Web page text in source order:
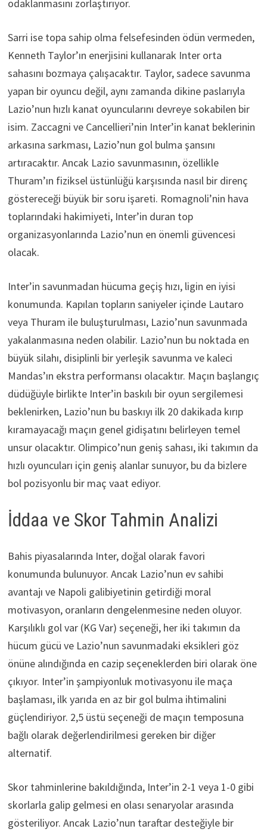
odaklanmasını zorlaştırıyor.
Sarri ise topa sahip olma felsefesinden ödün vermeden,
Kenneth Taylor’ın enerjisini kullanarak Inter orta
sahasını bozmaya çalışacaktır. Taylor, sadece savunma
yapan bir oyuncu değil, aynı zamanda dikine paslarıyla
Lazio’nun hızlı kanat oyuncularını devreye sokabilen bir
isim. Zaccagni ve Cancellieri’nin Inter’in kanat beklerinin
arkasına sarkması, Lazio’nun gol bulma şansını
artıracaktır. Ancak Lazio savunmasının, özellikle
Thuram’ın fiziksel üstünlüğü karşısında nasıl bir direnç
göstereceği büyük bir soru işareti. Romagnoli’nin hava
toplarındaki hakimiyeti, Inter’in duran top
organizasyonlarında Lazio’nun en önemli güvencesi
olacak.
Inter’in savunmadan hücuma geçiş hızı, ligin en iyisi
konumunda. Kapılan topların saniyeler içinde Lautaro
veya Thuram ile buluşturulması, Lazio’nun savunmada
yakalanmasına neden olabilir. Lazio’nun bu noktada en
büyük silahı, disiplinli bir yerleşik savunma ve kaleci
Mandas’ın ekstra performansı olacaktır. Maçın başlangıç
düdüğüyle birlikte Inter’in baskılı bir oyun sergilemesi
beklenirken, Lazio’nun bu baskıyı ilk 20 dakikada kırıp
kıramayacağı maçın genel gidişatını belirleyen temel
unsur olacaktır. Olimpico’nun geniş sahası, iki takımın da
hızlı oyuncuları için geniş alanlar sunuyor, bu da bizlere
bol pozisyonlu bir maç vaat ediyor.
İddaa ve Skor Tahmin Analizi
Bahis piyasalarında Inter, doğal olarak favori
konumunda bulunuyor. Ancak Lazio’nun ev sahibi
avantajı ve Napoli galibiyetinin getirdiği moral
motivasyon, oranların dengelenmesine neden oluyor.
Karşılıklı gol var (KG Var) seçeneği, her iki takımın da
hücum gücü ve Lazio’nun savunmadaki eksikleri göz
önüne alındığında en cazip seçeneklerden biri olarak öne
çıkıyor. Inter’in şampiyonluk motivasyonu ile maça
başlaması, ilk yarıda en az bir gol bulma ihtimalini
güçlendiriyor. 2,5 üstü seçeneği de maçın temposuna
bağlı olarak değerlendirilmesi gereken bir diğer
alternatif.
Skor tahminlerine bakıldığında, Inter’in 2-1 veya 1-0 gibi
skorlarla galip gelmesi en olası senaryolar arasında
gösteriliyor. Ancak Lazio’nun taraftar desteğiyle bir